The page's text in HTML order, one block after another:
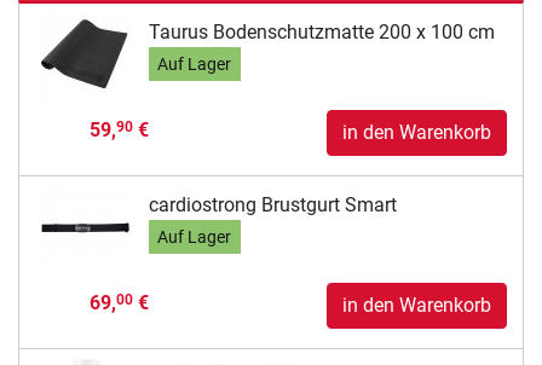
Taurus Bodenschutzmatte 200 x 100 cm
Auf Lager
59,90€ in den Warenkorb
cardiostrong Brustgurt Smart
Auf Lager
69,00€ in den Warenkorb